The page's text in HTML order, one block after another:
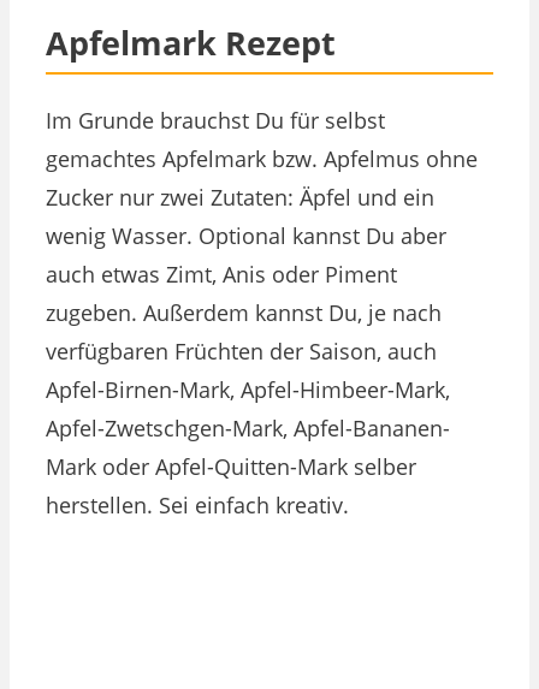
Apfelmark Rezept
Im Grunde brauchst Du für selbst
gemachtes Apfelmark bzw. Apfelmus ohne
Zucker nur zwei Zutaten: Äpfel und ein
wenig Wasser. Optional kannst Du aber
auch etwas Zimt, Anis oder Piment
zugeben. Außerdem kannst Du, je nach
verfügbaren Früchten der Saison, auch
Apfel-Birnen-Mark, Apfel-Himbeer-Mark,
Apfel-Zwetschgen-Mark, Apfel-Bananen-
Mark oder Apfel-Quitten-Mark selber
herstellen. Sei einfach kreativ.